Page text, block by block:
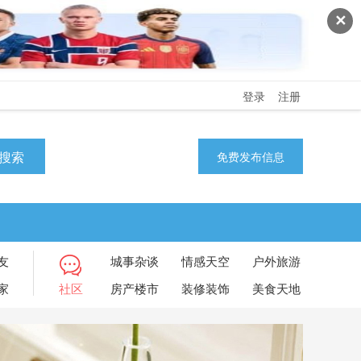
✕
登录 注册
索 免费发布信息
社区
城事杂谈 情感天空
户外旅游
房产楼市
装修装饰 美食天地